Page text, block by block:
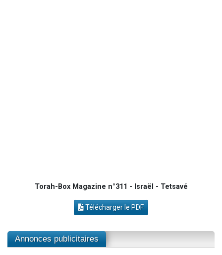
Torah-Box Magazine n°311 - Israël - Tetsavé
Télécharger le PDF
Annonces publicitaires